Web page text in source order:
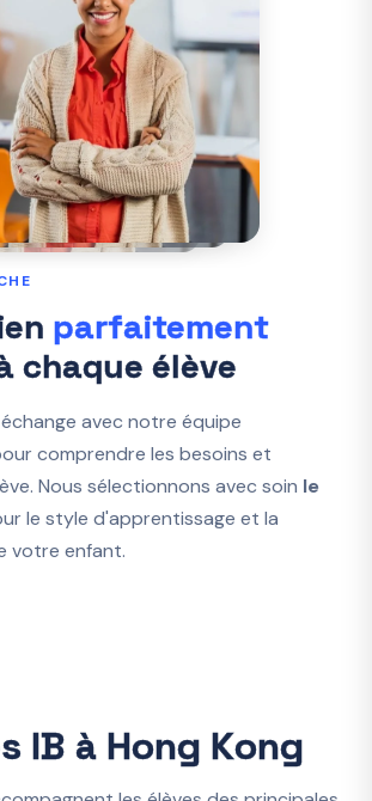
parfaitement
chaque élève
avec notre équipe
comprendre les besoins et
Nous sélectionnons avec soin le
le style d'apprentissage et la
votre enfant.
IB à Hong Kong